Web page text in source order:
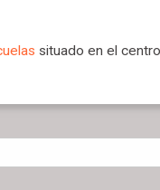
situado en el